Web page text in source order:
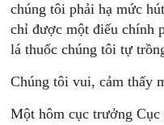
chúng tôi phải hạ mức
chỉ được một điếu chính
lá thuốc chúng tôi tự
Chúng tôi vui, cảm thấy
Một hôm cục trưởng Cục